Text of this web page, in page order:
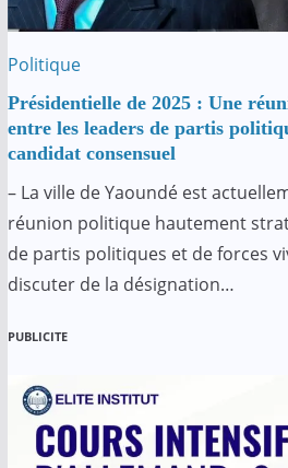
Politique
Présidentielle de 2025 : Une
entre les leaders de partis
candidat consensuel
– La ville de Yaoundé est
réunion politique hautement
de partis politiques et de forces
discuter de la désignation…
PUBLICITE